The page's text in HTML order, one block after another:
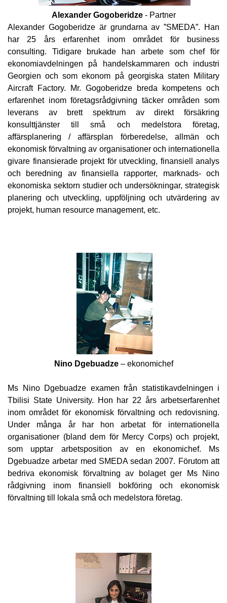
Alexander Gogoberidze - Partner
Alexander Gogoberidze är grundarna av ”SMEDA”. Han
har 25 års erfarenhet inom området för business
consulting. Tidigare brukade han arbete som chef för
ekonomiavdelningen på handelskammaren och industri
Georgien och som ekonom på georgiska staten Military
Aircraft Factory. Mr. Gogoberidze breda kompetens och
erfarenhet inom företagsrådgivning täcker områden som
leverans av brett spektrum av direkt försäkring
konsulttjänster till små och medelstora företag,
affärsplanering / affärsplan förberedelse, allmän och
ekonomisk förvaltning av organisationer och internationella
givare finansierade projekt för utveckling, finansiell analys
och beredning av finansiella rapporter, marknads- och
ekonomiska sektorn studier och undersökningar, strategisk
planering och utveckling, uppföljning och utvärdering av
projekt, human resource management, etc.
Nino Dgebuadze – ekonomichef
Ms Nino Dgebuadze examen från statistikavdelningen i
Tbilisi State University. Hon har 22 års arbetserfarenhet
inom området för ekonomisk förvaltning och redovisning.
Under många år har hon arbetat för internationella
organisationer (bland dem för Mercy Corps) och projekt,
som upptar arbetsposition av en ekonomichef. Ms
Dgebuadze arbetar med SMEDA sedan 2007. Förutom att
bedriva ekonomisk förvaltning av bolaget ger Ms Nino
rådgivning inom finansiell bokföring och ekonomisk
förvaltning till lokala små och medelstora företag.